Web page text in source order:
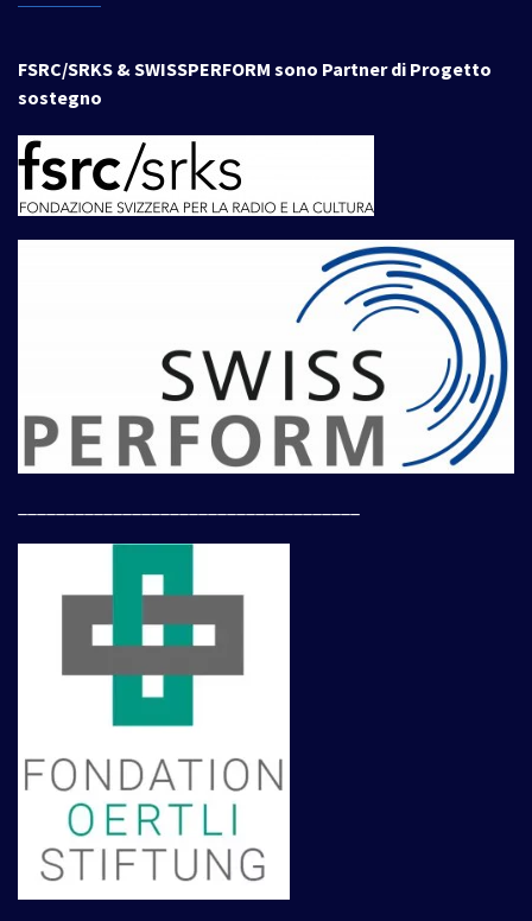
FSRC/SRKS & SWISSPERFORM sono Partner di Progetto
sostegno